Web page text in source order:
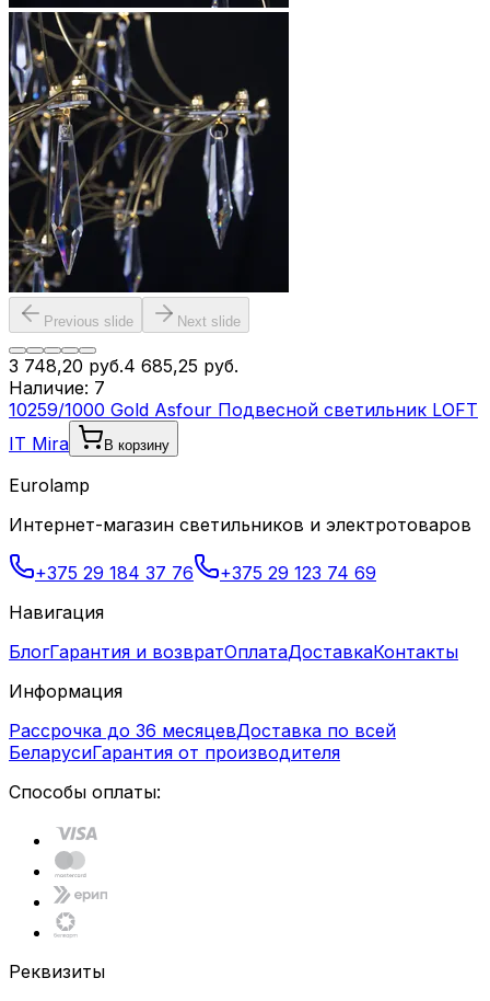
Previous slide Next slide
3 748,20 руб.4 685,25 руб.
Наличие: 7
10259/1000 Gold Asfour Подвесной светильник LOFT
IT Mira
В корзину
Eurolamp
Интернет-магазин светильников и электротоваров
+375 29 184 37 76
+375 29 123 74 69
Навигация
БлогГарантия и возвратОплатаДоставкаКонтакты
Информация
Рассрочка до 36 месяцевДоставка по всей
БеларусиГарантия от производителя
Способы оплаты:
Реквизиты